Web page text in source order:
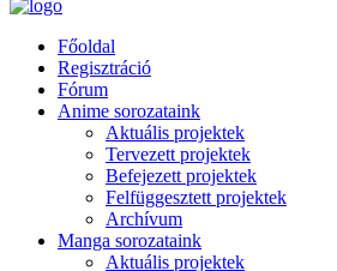
Főoldal
Regisztráció
Fórum
Anime sorozataink
Aktuális projektek
Tervezett projektek
Befejezett projektek
Felfüggesztett projektek
Archívum
Manga sorozataink
Aktuális projektek